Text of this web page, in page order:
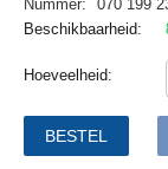
Nummer:
070 199
Beschikbaarheid:
Hoeveelheid:
BESTEL